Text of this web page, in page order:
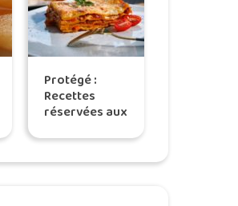
Protégé :
Recettes
réservées aux
de l’atelier
« Recettes